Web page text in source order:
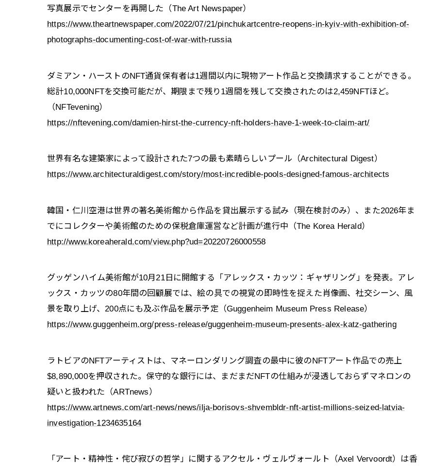
写真展示でセンターを再開した（The Art Newspaper）
https://www.theartnewspaper.com/2022/07/21/pinchukartcentre-reopens-in-kyiv-with-exhibition-of-
photographs-documenting-cost-of-war-with-russia
ダミアン・ハーストのNFT通貨保有者は1週間以内に現物アート作品と交換請求することができる。
総計10,000NFTを交換可能だが、期限まで残り1週間を残して交換されたのは2,459NFTほど。
（NFTevening）
https://nftevening.com/damien-hirst-the-currency-nft-holders-have-1-week-to-claim-art/
世界有名な建築家によって設計された7つの最も素晴らしいプール（Architectural Digest）
https://www.architecturaldigest.com/story/most-incredible-pools-designed-famous-architects
韓国・仁川空港は世界の著名美術館から作品を貸出展示する試み（現在検討のみ）、また2026年ま
でにコレクターや美術館のための保税倉庫運営など計画が進行中（The Korea Herald）
http://www.koreaherald.com/view.php?ud=20220726000558
グッゲンハイム美術館が10月21日に開館する「アレックス・カッツ：ギャザリング」を発表。アレ
ックス・カッツの80年間の回顧展では、絵の具での視覚の即時性を捉えた肖像画、社交シーン、風
景を取り上げ、200点にも及ぶ作品を展示予定（Guggenheim Museum Press Release）
https://www.guggenheim.org/press-release/guggenheim-museum-presents-alex-katz-gathering
ラトビアのNFTアーティストは、マネーロンダリング調査の最中に彼のNFTアート作品での売上
$8,890,000を押収された。保守的な銀行には、まだまだNFTの仕組みが浸透しておらずマネロンの
疑いと扱われた（ARTnews）
https://www.artnews.com/art-news/news/ilja-borisovs-shvembldr-nft-artist-millions-seized-latvia-
investigation-1234635164
「アート・精神性・侘び寂びの哲学」に関するアクセル・ヴェルヴォールト（Axel Vervoordt）は香